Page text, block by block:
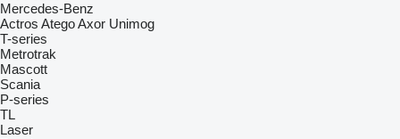
Mercedes-Benz
Actros AtegoAxor Unimog
T-series
Metrotrak
Mascott
Scania
P-series
TL
Laser